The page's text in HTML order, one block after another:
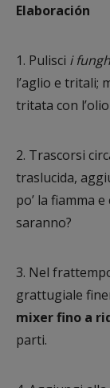
Elaboración
1. Pulisci i
l’aglio e tritali;
tritata con
2. Trascorsi
traslucida,
po’ la fiamma
saranno?
3. Nel
grattugiale
mixer fino a
parti.